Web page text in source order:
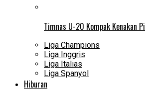
Timnas U-20 Kompak Kenakan
Liga Champions
Liga Inggris
Liga Italias
Liga Spanyol
Hiburan